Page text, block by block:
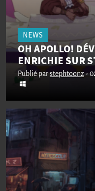
NEWS
OH APOLLO!
ENRICHIE SUR
Publié parstephtoonz -